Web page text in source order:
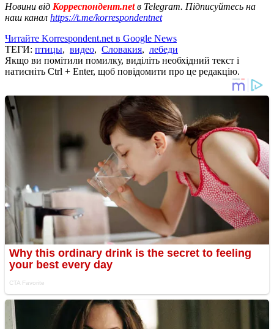
Новини від Корреспондент.netв Telegram. Підписуйтесь на
наш канал https://t.me/korrespondentnet
Читайте Korrespondent.net в Google News
ТЕГИ: птицы, видео, Словакия, лебеди
Якщо ви помітили помилку, виділіть необхідний текст і
натисніть Ctrl + Enter, щоб повідомити про це редакцію.